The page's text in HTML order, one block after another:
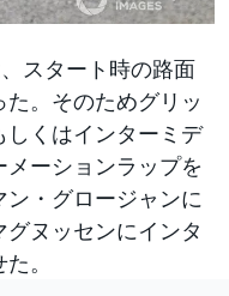
スタート時の路面
。そのためグリッ
しくはインターミデ
ーションラップを
・グロージャンに
ヌッセンにインタ
。